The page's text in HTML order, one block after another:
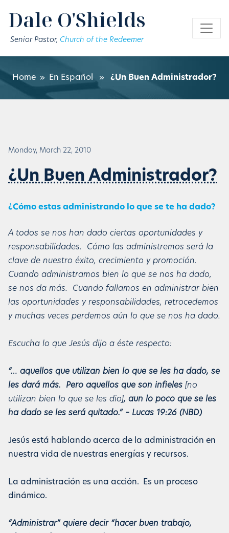
Dale O'Shields
Senior Pastor, Church of the Redeemer
Home » En Español » ¿Un Buen Administrador?
Monday, March 22, 2010
¿Un Buen Administrador?
¿Cómo estas administrando lo que se te ha dado?
A todos se nos han dado ciertas oportunidades y
responsabilidades. Cómo las administremos será la
clave de nuestro éxito, crecimiento y promoción.
Cuando administramos bien lo que se nos ha dado,
se nos da más. Cuando fallamos en administrar bien
las oportunidades y responsabilidades, retrocedemos
y muchas veces perdemos aún lo que se nos ha dado.
Escucha lo que Jesús dijo a éste respecto:
“… aquellos que utilizan bien lo que se les ha dado, se
les dará más. Pero aquellos que son infieles [no
utilizan bien lo que se les dio], aun lo poco que se les
ha dado se les será quitado.” – Lucas 19:26 (NBD)
Jesús está hablando acerca de la administración en
nuestra vida de nuestras energías y recursos.
La administración es una acción. Es un proceso
dinámico.
“Administrar” quiere decir “hacer buen trabajo,